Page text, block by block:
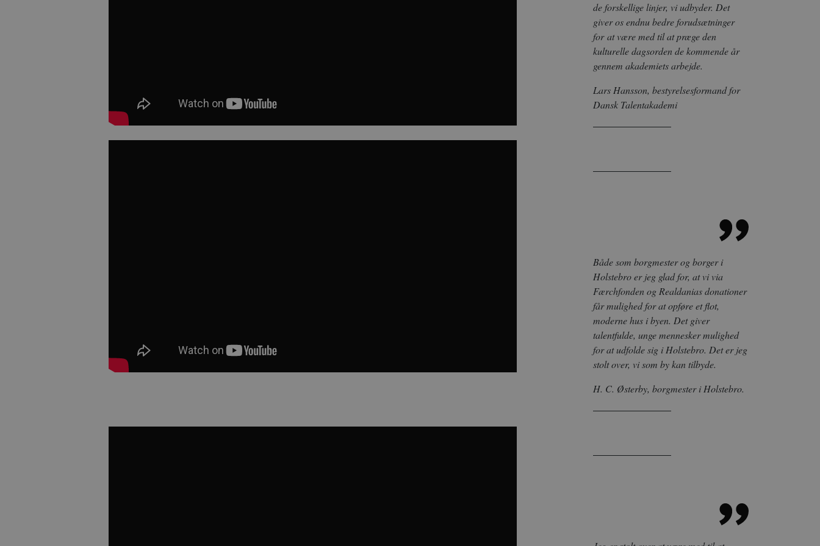
de forskellige linjer, vi udbyder. Det
giver os endnu bedre forudsætninger
for at være med til at præge den
kulturelle dagsorden de kommende år
gennem akademiets arbejde.
Lars Hansson, bestyrelsesformand for
Dansk Talentakademi
Både som borgmester og borger i
Holstebro er jeg glad for, at vi via
Færchfonden og Realdanias donationer
får mulighed for at opføre et flot,
moderne hus i byen. Det giver
talentfulde, unge mennesker mulighed
for at udfolde sig i Holstebro. Det er jeg
stolt over, vi som by kan tilbyde.
H. C. Østerby, borgmester i Holstebro.